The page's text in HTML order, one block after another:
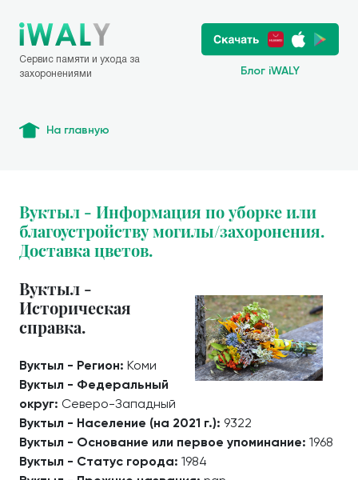
Сервис памяти и ухода за
захоронениями
Блог iWALY
На главную
Вуктыл - Информация по уборке или
благоустройству могилы/захоронения.
Доставка цветов.
Вуктыл -
Историческая
справка.
Вуктыл - Регион: Коми
Вуктыл - Федеральный
округ: Северо-Западный
Вуктыл - Население (на 2021 г.): 9322
Вуктыл - Основание или первое упоминание: 1968
Вуктыл - Статус города: 1984